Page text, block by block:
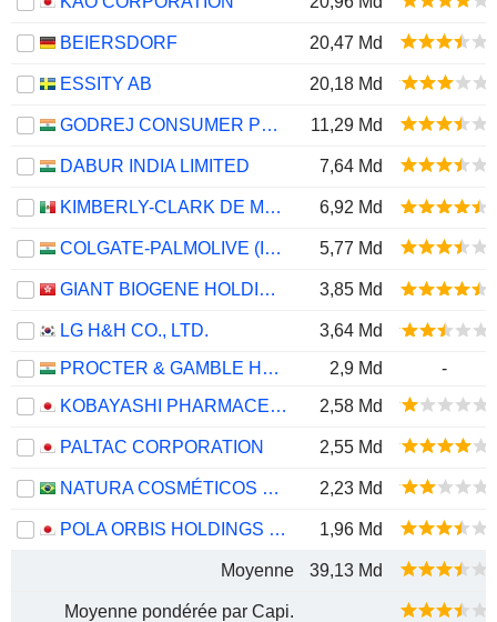
BEIERSDORF 20,47 Md
ESSITY AB 20,18 Md
GODREJ CONSUMER PRODUCTS LIMITED 11,29 Md
DABUR INDIA LIMITED 7,64 Md
KIMBERLY-CLARK DE MÉXICO, S. A. B. DE C. V. 6,92 Md
COLGATE-PALMOLIVE (INDIA) LIMITED 5,77 Md
GIANT BIOGENE HOLDING CO., LTD. 3,85 Md
LG H&H CO., LTD.
3,64 Md
PROCTER & GAMBLE HYGIENE AND HEALTH CARE LIMITED
2,9 Md
-
KOBAYASHI PHARMACEUTICAL CO., LTD.
2,58 Md
PALTAC CORPORATION 2,55 Md
NATURA COSMÉTICOS S.A. 2,23 Md
POLA ORBIS HOLDINGS INC. 1,96 Md
Moyenne 39,13 Md
Moyenne pondérée par Capi.